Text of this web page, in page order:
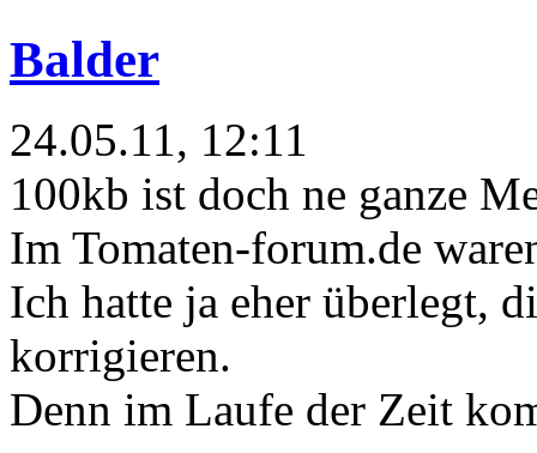
Balder
24.05.11, 12:11
100kb ist doch ne ganze
Im Tomaten-forum.de
Ich hatte ja eher überlegt,
korrigieren.
Denn im Laufe der Zeit